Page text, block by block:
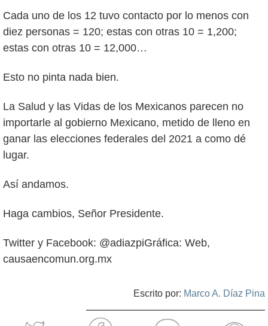
Cada uno de los 12 tuvo contacto por lo menos con
diez personas = 120; estas con otras 10 = 1,200;
estas con otras 10 = 12,000…
Esto no pinta nada bien.
La Salud y las Vidas de los Mexicanos parecen no
importarle al gobierno Mexicano, metido de lleno en
ganar las elecciones federales del 2021 a como dé
lugar.
Así andamos.
Haga cambios, Señor Presidente.
Twitter y Facebook: @adiazpiGráfica: Web,
causaencomun.org.mx
Escrito por: Marco A. Díaz Pina